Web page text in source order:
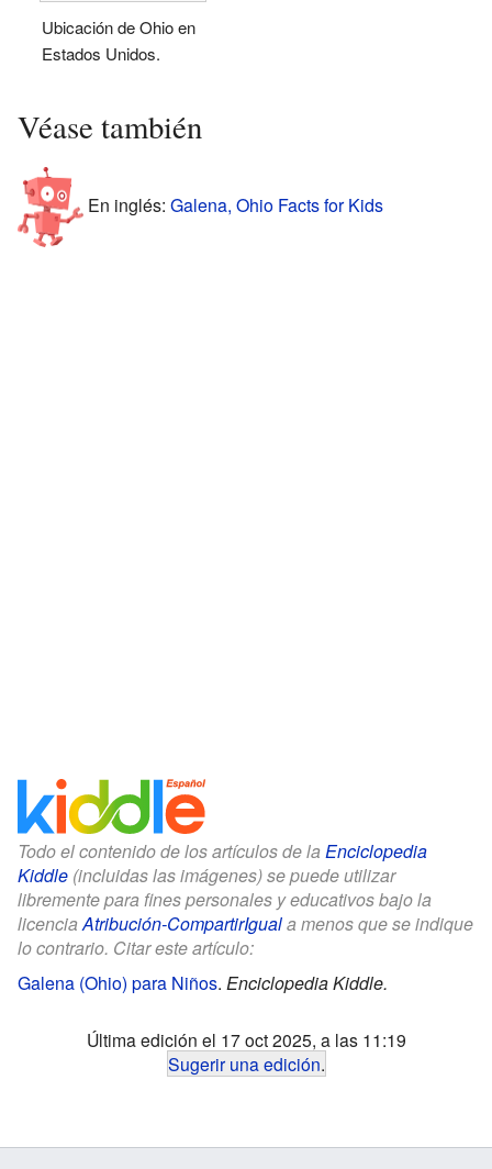
Ubicación de Ohio en
Estados Unidos.
Véase también
En inglés: Galena, Ohio Facts for Kids
Todo el contenido de los artículos de la Enciclopedia
Kiddle (incluidas las imágenes) se puede utilizar
libremente para fines personales y educativos bajo la
licenciaAtribución-CompartirIguala menos que se indique
lo contrario. Citar este artículo:
Galena (Ohio) para Niños. Enciclopedia Kiddle.
Última edición el 17 oct 2025, a las 11:19
Sugerir una edición.